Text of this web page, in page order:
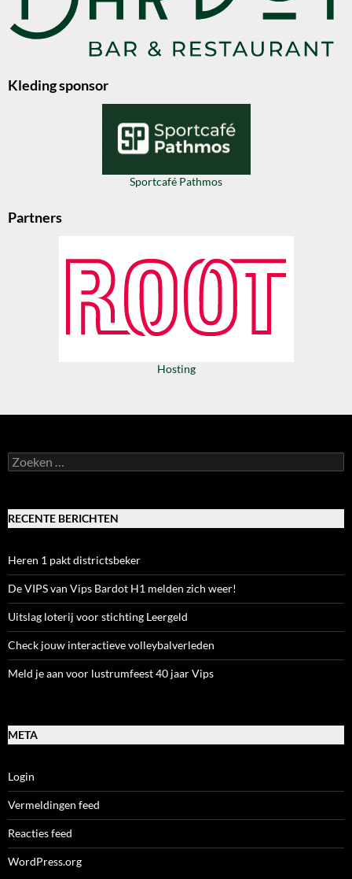
Kleding sponsor
Sportcafé Pathmos
Partners
Hosting
Zoeken
naar:
RECENTE BERICHTEN
Heren 1 pakt districtsbeker
De VIPS van Vips Bardot H1 melden zich weer!
Uitslag loterij voor stichting Leergeld
Check jouw interactieve volleybalverleden
Meld je aan voor lustrumfeest 40 jaar Vips
META
Login
Vermeldingen feed
Reacties feed
WordPress.org